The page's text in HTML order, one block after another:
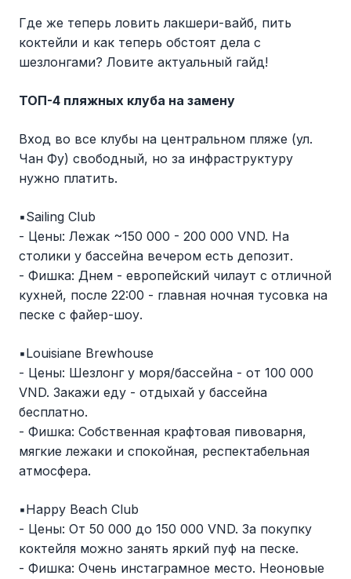
Где же теперь ловить лакшери-вайб, пить
коктейли и как теперь обстоят дела с
шезлонгами? Ловите актуальный гайд!
ТОП-4 пляжных клуба на замену
Вход во все клубы на центральном пляже (ул.
Чан Фу) свободный, но за инфраструктуру
нужно платить.
▪️Sailing Club
- Цены: Лежак ~150 000 - 200 000 VND. На
столики у бассейна вечером есть депозит.
- Фишка: Днем - европейский чилаут с отличной
кухней, после 22:00 - главная ночная тусовка на
песке с файер-шоу.
▪️Louisiane Brewhouse
- Цены: Шезлонг у моря/бассейна - от 100 000
VND. Закажи еду - отдыхай у бассейна
бесплатно.
- Фишка: Собственная крафтовая пивоварня,
мягкие лежаки и спокойная, респектабельная
атмосфера.
▪️Happy Beach Club
- Цены: От 50 000 до 150 000 VND. За покупку
коктейля можно занять яркий пуф на песке.
- Фишка: Очень инстаграмное место. Неоновые